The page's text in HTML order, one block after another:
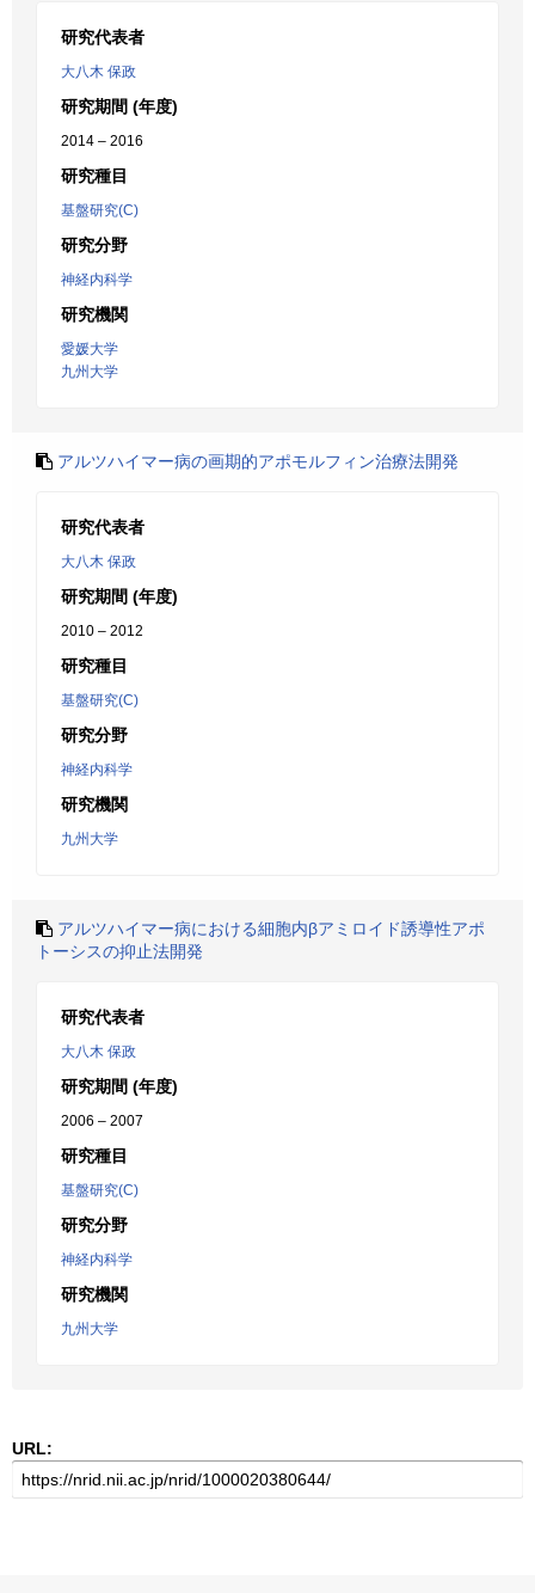
研究代表者
大八木 保政
研究期間 (年度)
2014 – 2016
研究種目
基盤研究(C)
研究分野
神経内科学
研究機関
愛媛大学
九州大学
アルツハイマー病の画期的アポモルフィン治療法開発
研究代表者
大八木 保政
研究期間 (年度)
2010 – 2012
研究種目
基盤研究(C)
研究分野
神経内科学
研究機関
九州大学
アルツハイマー病における細胞内βアミロイド誘導性アポ
トーシスの抑止法開発
研究代表者
大八木 保政
研究期間 (年度)
2006 – 2007
研究種目
基盤研究(C)
研究分野
神経内科学
研究機関
九州大学
URL: